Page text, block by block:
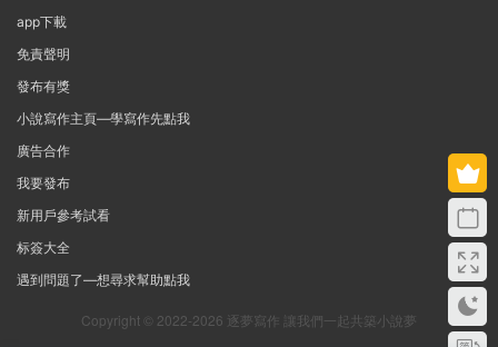
app下載
免責聲明
發布有獎
小說寫作主頁—學寫作先點我
廣告合作
我要發布
新用戶參考試看
标簽大全
遇到問題了—想尋求幫助點我
Copyright © 2022-2026 逐夢寫作 讓我們一起共築小說夢